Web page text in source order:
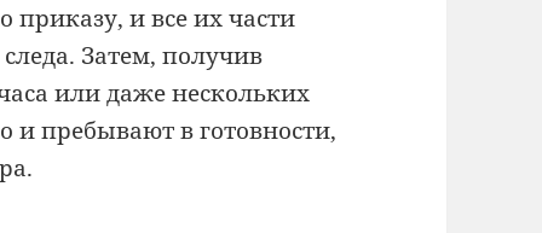
приказу, и все их части
Затем, получив
или даже нескольких
и пребывают в готовности,